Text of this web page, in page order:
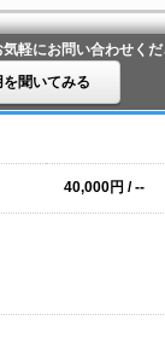
軽にお問い合わせくだ
を聞いてみる
40,000円 / --